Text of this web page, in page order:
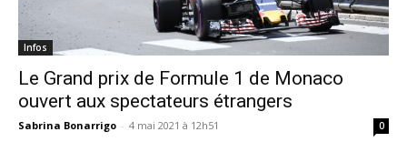
Infos
Le Grand prix de Formule 1 de Monaco
ouvert aux spectateurs étrangers
Sabrina Bonarrigo - 4 mai 2021 à 12h51 0